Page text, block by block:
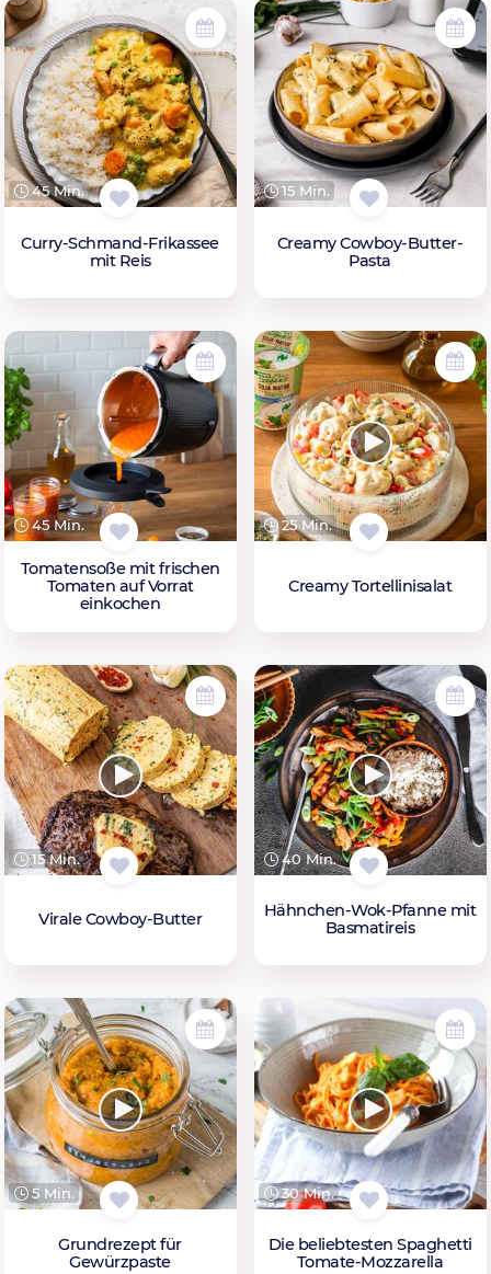
45 Min.
Curry-Schmand-Frikassee
mit Reis
15 Min.
Creamy Cowboy-Butter-
Pasta
45 Min.
Tomatensoße mit frischen
Tomaten auf Vorrat
einkochen
25 Min.
Creamy Tortellinisalat
15 Min.
Virale Cowboy-Butter
40 Min.
Hähnchen-Wok-Pfanne mit
Basmatireis
5 Min.
Grundrezept für
Gewürzpaste
30 Min.
Die beliebtesten Spaghetti
Tomate-Mozzarella